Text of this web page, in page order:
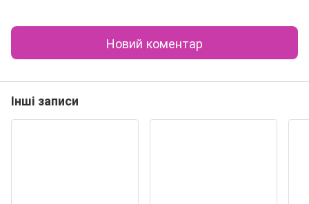
Новий коментар
Інші записи